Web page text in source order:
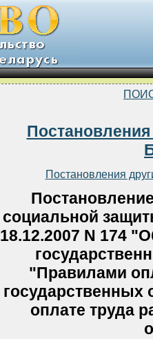
Постановления
социальной
18.12.2007 N 174
"Правилами
государственных
оплате труда